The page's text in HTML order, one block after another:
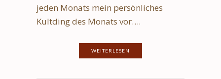
jeden Monats mein persönliches
Kultding des Monats vor….
WEITERLESEN